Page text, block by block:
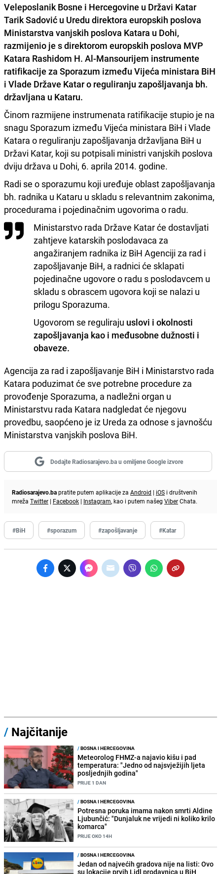
Veleposlanik Bosne i Hercegovine u Državi Katar
Tarik Sadović u Uredu direktora europskih poslova
Ministarstva vanjskih poslova Katara u Dohi,
razmijenio je s direktorom europskih poslova MVP
Katara Rashidom H. Al-Mansourijem instrumente
ratifikacije za Sporazum između Vijeća ministara BiH
i Vlade Države Katar o reguliranju zapošljavanja bh.
državljana u Kataru.
Činom razmijene instrumenata ratifikacije stupio je na
snagu Sporazum između Vijeća ministara BiH i Vlade
Katara o reguliranju zapošljavanja državljana BiH u
Državi Katar, koji su potpisali ministri vanjskih poslova
dviju država u Dohi, 6. aprila 2014. godine.
Radi se o sporazumu koji uređuje oblast zapošljavanja
bh. radnika u Kataru u skladu s relevantnim zakonima,
procedurama i pojedinačnim ugovorima o radu.
Ministarstvo rada Države Katar će dostavljati
zahtjeve katarskih poslodavaca za
angažiranjem radnika iz BiH Agenciji za rad i
zapošljavanje BiH, a radnici će sklapati
pojedinačne ugovore o radu s poslodavcem u
skladu s obrascem ugovora koji se nalazi u
prilogu Sporazuma.
Ugovorom se reguliraju uslovi i okolnosti
zapošljavanja kao i međusobne dužnosti i
obaveze.
Agencija za rad i zapošljavanje BiH i Ministarstvo rada
Katara poduzimat će sve potrebne procedure za
provođenje Sporazuma, a nadležni organ u
Ministarstvu rada Katara nadgledat će njegovu
provedbu, saopćeno je iz Ureda za odnose s javnošću
Ministarstva vanjskih poslova BiH.
Dodajte Radiosarajevo.ba u omiljene Google izvore
Radiosarajevo.bapratite putem aplikacije za Android | iOS i društvenih
mreža Twitter | Facebook | Instagram, kao i putem našeg ViberChata.
#BiH #sporazum #zapošljavanje #Katar
/ Najčitanije
/BOSNA I HERCEGOVINA
Meteorolog FHMZ-a najavio kišu i pad
temperatura: "Jedno od najsvježijih ljeta
posljednjih godina"
PRIJE 1 DAN
/BOSNA I HERCEGOVINA
Potresna poruka imama nakon smrti Aldine
Ljubunčić: "Dunjaluk ne vrijedi ni koliko krilo
komarca"
PRIJE OKO 14H
/BOSNA I HERCEGOVINA
Jedan od najvećih gradova nije na listi: Ovo
su lokacije prvih Lidl prodavnica u BiH